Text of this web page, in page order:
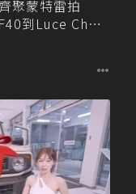
聚蒙特雷拍
到Luce Cha